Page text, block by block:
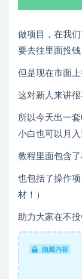
做项目，在我
要去往里面投钱
但是现在市面
这对新人来讲
所以今天出一
小白也可以月入
教程里面包含
也包括了操作
材！）
助力大家在不
隐藏内容